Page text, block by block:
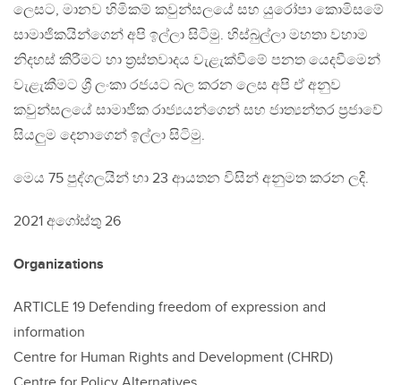
ලෙසට, මානව හිමිකම් කවුන්සලයේ සහ යුරෝපා කොමිසමේ
සාමාජිකයින්ගෙන් අපි ඉල්ලා සිටිමු. හිස්බුල්ලා මහතා වහාම
නිදහස් කිරීමට හා ත්‍රස්තවාදය වැළැක්වීමේ පනත යෙදවීමෙන්
වැළැකීමට ශ්‍රී ලංකා රජයට බල කරන ලෙස අපි ඒ අනුව
කවුන්සලයේ සාමාජික රාජ්‍යයන්ගෙන් සහ ජාත්‍යන්තර ප්‍රජාවේ
සියලුම දෙනාගෙන් ඉල්ලා සිටිමු.
මෙය 75 පුද්ගලයින් හා 23 ආයතන විසින් අනුමත කරන ලදි.
2021 අගෝස්තු 26
Organizations
ARTICLE 19 Defending freedom of expression and
information
Centre for Human Rights and Development (CHRD)